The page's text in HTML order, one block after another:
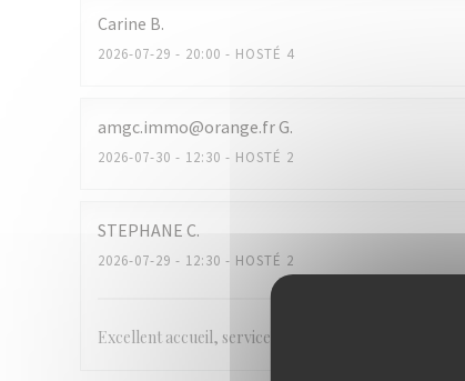
Carine B
2026-07-29 - 20:00 - HOSTÉ 4
amgc.immo@orange.frG
2026-07-30 - 12:30 - HOSTÉ 2
STEPHANE C
2026-07-29 - 12:30 - HOSTÉ 2
Excellent accueil, service pro, plats de qualité